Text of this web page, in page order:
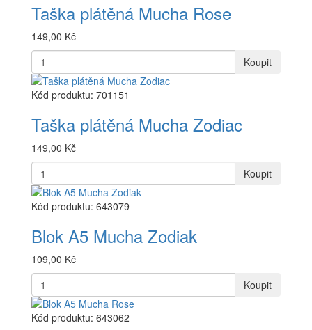
Taška plátěná Mucha Rose
149,00 Kč
Koupit
Kód produktu: 701151
Taška plátěná Mucha Zodiac
149,00 Kč
Koupit
Kód produktu: 643079
Blok A5 Mucha Zodiak
109,00 Kč
Koupit
Kód produktu: 643062